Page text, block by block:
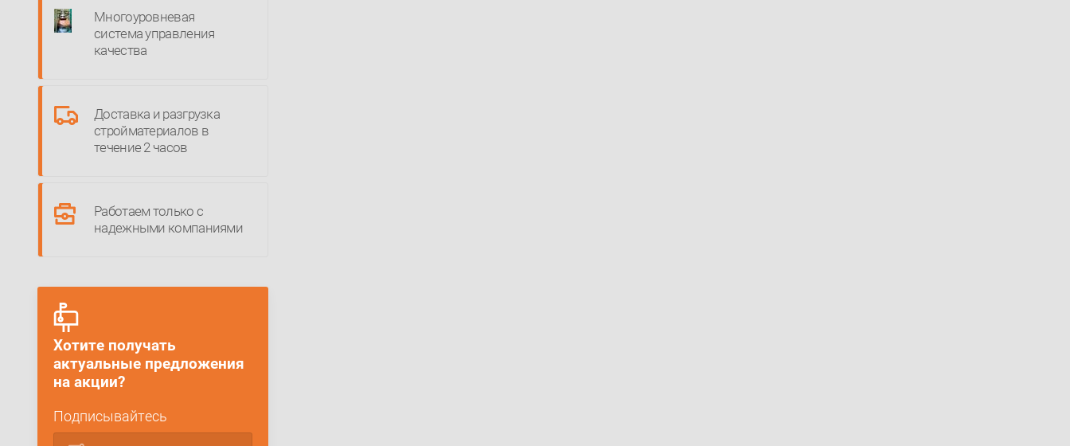
Многоуровневая
система управления
качества
Доставка и разгрузка
стройматериалов в
течение 2 часов
Работаем только с
надежными компаниями
Хотите получать
актуальные предложения
на акции?
Подписывайтесь